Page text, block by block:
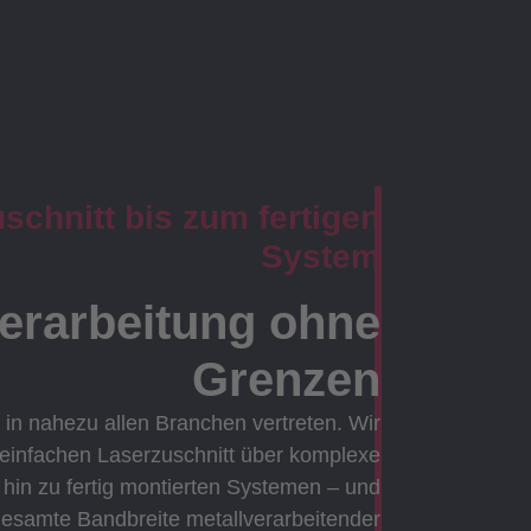
bis zum fertigen
System
ohne
Grenzen
nahezu allen Branchen vertreten. Wir
Laserzuschnitt über komplexe
zu fertig montierten Systemen – und
Bandbreite metallverarbeitender